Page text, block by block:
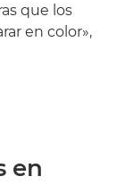
que los
en color»,
en